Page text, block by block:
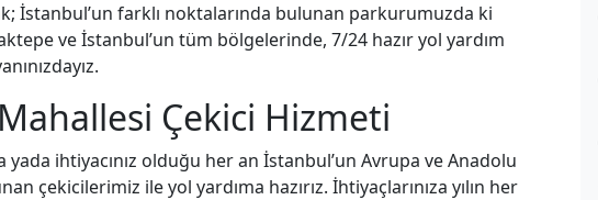
İstanbul’un farklı noktalarında bulunan parkurumuzda ki
ve İstanbul’un tüm bölgelerinde, 7/24 hazır yol yardım
Çekici Hizmeti
ihtiyacınız olduğu her an İstanbul’un Avrupa ve Anadolu
çekicilerimiz ile yol yardıma hazırız. İhtiyaçlarınıza yılın her